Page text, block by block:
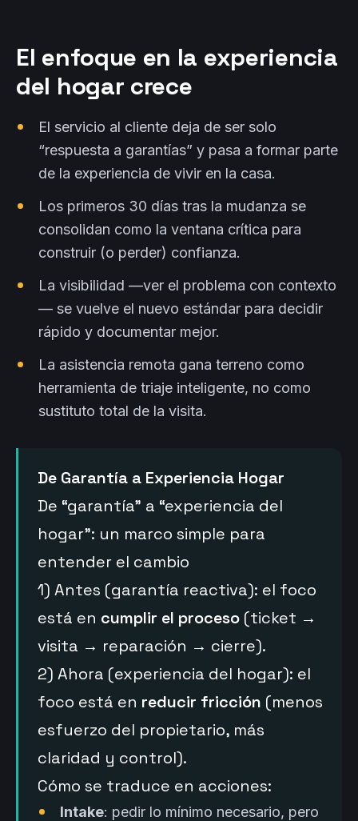
El enfoque en la experiencia
del hogar crece
El servicio al cliente deja de ser solo
“respuesta a garantías” y pasa a formar parte
de la experiencia de vivir en la casa.
Los primeros 30 días tras la mudanza se
consolidan como la ventana crítica para
construir (o perder) confianza.
La visibilidad —ver el problema con contexto
— se vuelve el nuevo estándar para decidir
rápido y documentar mejor.
La asistencia remota gana terreno como
herramienta de triaje inteligente, no como
sustituto total de la visita.
De Garantía a Experiencia Hogar
De “garantía” a “experiencia del
hogar”: un marco simple para
entender el cambio
1) Antes (garantía reactiva): el foco
está en cumplir el proceso (ticket →
visita → reparación → cierre).
2) Ahora (experiencia del hogar): el
foco está en reducir fricción (menos
esfuerzo del propietario, más
claridad y control).
Cómo se traduce en acciones:
Intake: pedir lo mínimo necesario, pero